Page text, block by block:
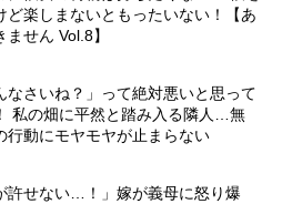
ど楽しまないともったいない！【あ
せん Vol.8】
なさいね？」って絶対悪いと思って
私の畑に平然と踏み入る隣人…無
行動にモヤモヤが止まらない
許せない…！」嫁が義母に怒り爆